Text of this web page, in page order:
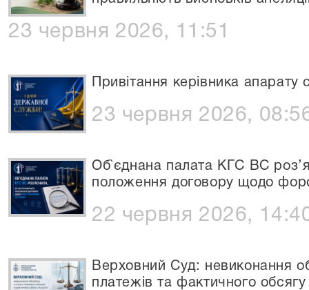
23 червня 2026, 11:51
Привітання керівника
23 червня 2026,
Об`єднана палата КГС ВС
положення договору щодо
22 червня 2026,
Верховний Суд: невиконання
платежів та фактичного